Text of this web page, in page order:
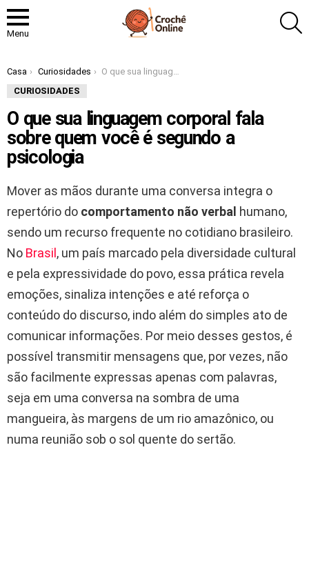
Menu
Você está aqui:
Casa Curiosidades
O que sua linguagem corporal fala sobre quem você é segundo a psicologia
CURIOSIDADES
O que sua linguagem corporal fala
sobre quem você é segundo a
psicologia
Mover as mãos durante uma conversa integra o
repertório do comportamento não verbal humano,
sendo um recurso frequente no cotidiano brasileiro.
No Brasil , um país marcado pela diversidade cultural
e pela expressividade do povo, essa prática revela
emoções, sinaliza intenções e até reforça o
conteúdo do discurso, indo além do simples ato de
comunicar informações. Por meio desses gestos, é
possível transmitir mensagens que, por vezes, não
são facilmente expressas apenas com palavras,
seja em uma conversa na sombra de uma
mangueira, às margens de um rio amazônico, ou
numa reunião sob o sol quente do sertão.